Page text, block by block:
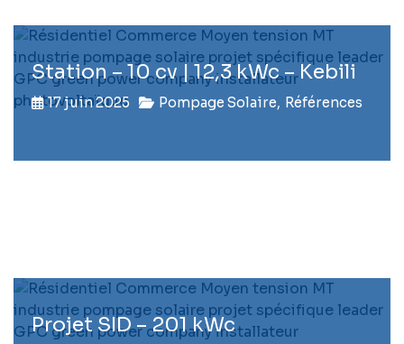
Station – 10 cv | 12,3 kWc – Kebili
17 juin 2025 Pompage Solaire, Références
Projet SID – 201 kWc